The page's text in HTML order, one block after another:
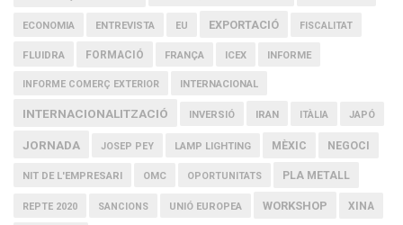
ECONOMIA ENTREVISTA EU EXPORTACIÓ FISCALITAT
FLUIDRA FORMACIÓ FRANÇA ICEX INFORME
INFORME COMERÇ EXTERIOR INTERNACIONAL
INTERNACIONALITZACIÓ INVERSIÓ IRAN ITÀLIA JAPÓ
JORNADA JOSEP PEY LAMP LIGHTING MÈXIC NEGOCI
NIT DE L'EMPRESARI OMC OPORTUNITATS PLA METALL
REPTE 2020 SANCIONS UNIÓ EUROPEA WORKSHOP XINA